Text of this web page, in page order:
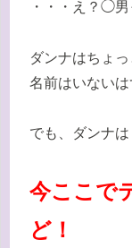
・・・え？◯
ダンナはちょ
名前はいないは
でも、ダンナは
今ここで
ど！